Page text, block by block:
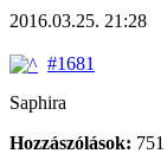
2016.03.25. 21:28
#1681
Saphira
Hozzászólások: 751